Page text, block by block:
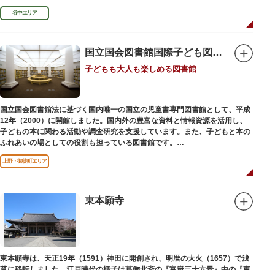
まちかど賞」を受賞しました。
谷中エリア
国立国会図書館国際子ども図書館
子どもも大人も楽しめる図書館
国立国会図書館法に基づく国内唯一の国立の児童書専門図書館として、平成
12年（2000）に開館しました。国内外の豊富な資料と情報資源を活用し、
子どもの本に関わる活動や調査研究を支援しています。また、子どもと本の
ふれあいの場としての役割も担っている図書館です。
レンガ棟は、明治39年（1906）に建てられた帝国図書館の建物を保存・再
利用しています。
上野・御徒町エリア
東本願寺
東本願寺は、天正19年（1591）神田に開創され、明暦の大火（1657）で浅